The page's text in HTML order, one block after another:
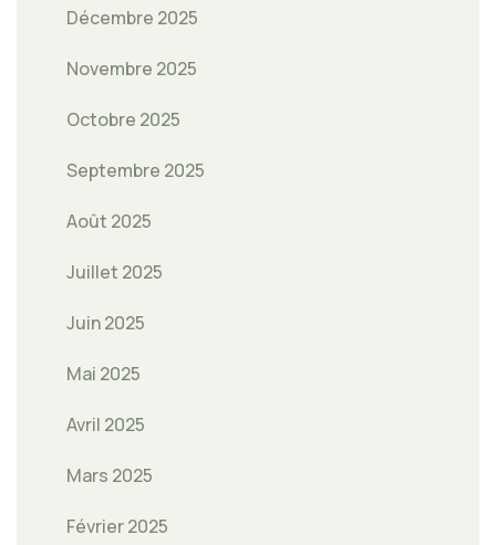
Décembre 2025
Novembre 2025
Octobre 2025
Septembre 2025
Août 2025
Juillet 2025
Juin 2025
Mai 2025
Avril 2025
Mars 2025
Février 2025